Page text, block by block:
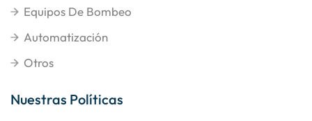
Equipos De Bombeo
Automatización
Otros
Nuestras Políticas